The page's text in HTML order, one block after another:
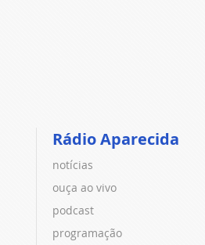
Rádio Aparecida
notícias
ouça ao vivo
podcast
programação